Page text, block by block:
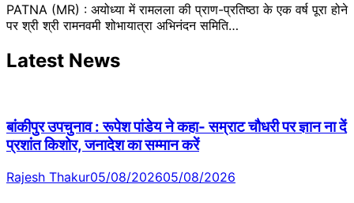
PATNA (MR) : अयोध्या में रामलला की प्राण-प्रतिष्ठा के एक वर्ष पूरा होने
पर श्री श्री रामनवमी शोभायात्रा अभिनंदन समिति…
Latest News
बांकीपुर उपचुनाव : रूपेश पांडेय ने कहा- सम्राट चौधरी पर ज्ञान ना दें
प्रशांत किशोर, जनादेश का सम्मान करें
Rajesh Thakur05/08/202605/08/2026